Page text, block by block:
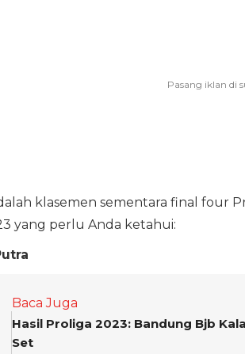
klasemen sementara final four
yang perlu Anda ketahui:
Baca Juga
Hasil Proliga 2023: Bandung Bjb
Set